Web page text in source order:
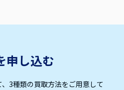
申し込む
3種類の買取方法をご用意して